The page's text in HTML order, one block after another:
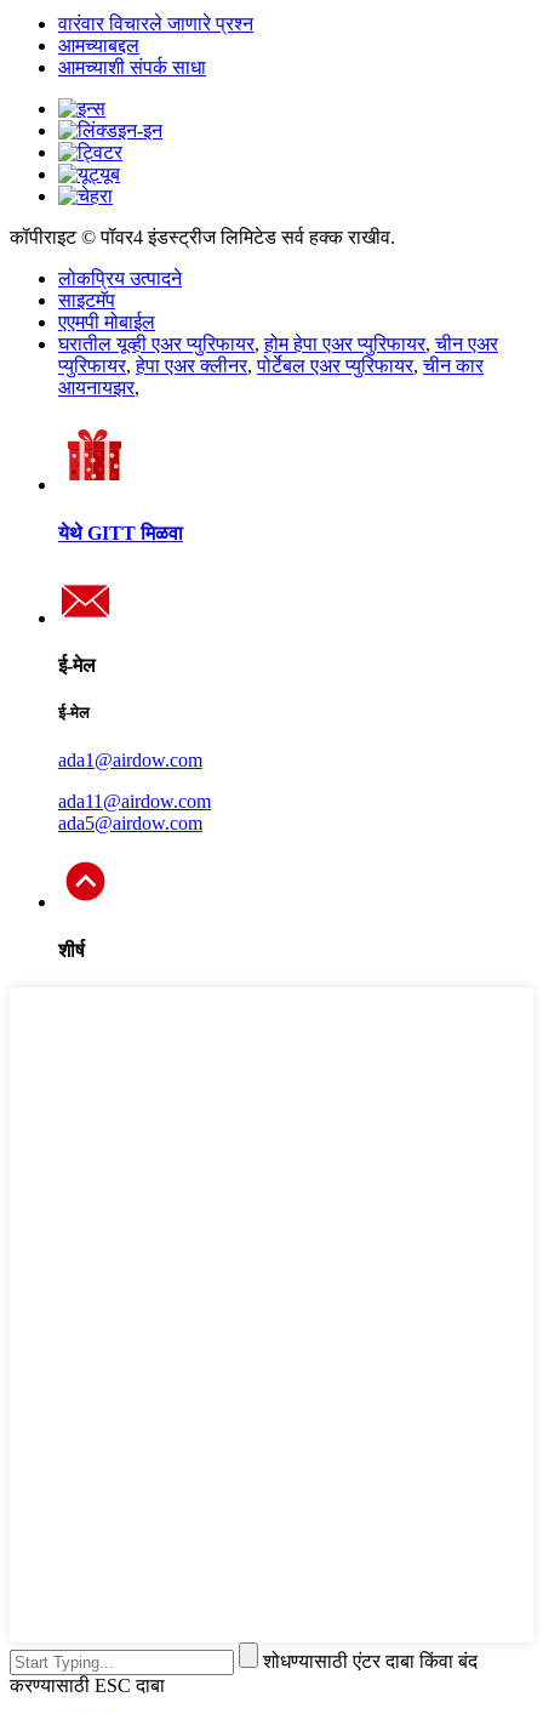
वारंवार विचारले जाणारे प्रश्न
आमच्याबद्दल
आमच्याशी संपर्क साधा
कॉपीराइट © पॉवर4 इंडस्ट्रीज लिमिटेड सर्व हक्क राखीव.
लोकप्रिय उत्पादने
साइटमॅप
एएमपी मोबाईल
घरातील यूव्ही एअर प्युरिफायर,होम हेपा एअर प्युरिफायर,चीन एअर
प्युरिफायर,हेपा एअर क्लीनर,पोर्टेबल एअर प्युरिफायर,चीन कार
आयनायझर,
येथे GITT मिळवा
ई-मेल
ई-मेल
ada1@airdow.com
ada11@airdow.com
ada5@airdow.com
शीर्ष
शोधण्यासाठी एंटर दाबा किंवा बंद
करण्यासाठी ESC दाबा